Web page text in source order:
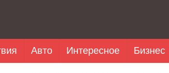
Авто Интересное Бизнес